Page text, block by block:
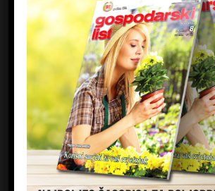
Prijavite se na newsletter
Email